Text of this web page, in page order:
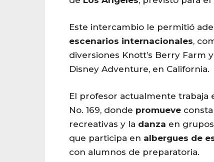
Este intercambio le permitió
escenarios internacionales,
diversiones Knott’s Berry Farm y
Disney Adventure, en California.
El profesor actualmente trabaja
No. 169, donde promueve
recreativas y la danza en
que participa en albergues de
con alumnos de preparatoria.